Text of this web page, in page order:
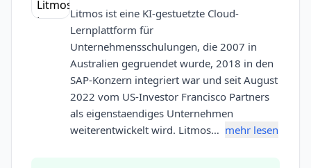
Litmos ist eine KI-gestuetzte Cloud-
Lernplattform für
Unternehmensschulungen, die 2007 in
Australien gegruendet wurde, 2018 in den
SAP-Konzern integriert war und seit August
2022 vom US-Investor Francisco Partners
als eigenstaendiges Unternehmen
weiterentwickelt wird. Litmos… mehr lesen